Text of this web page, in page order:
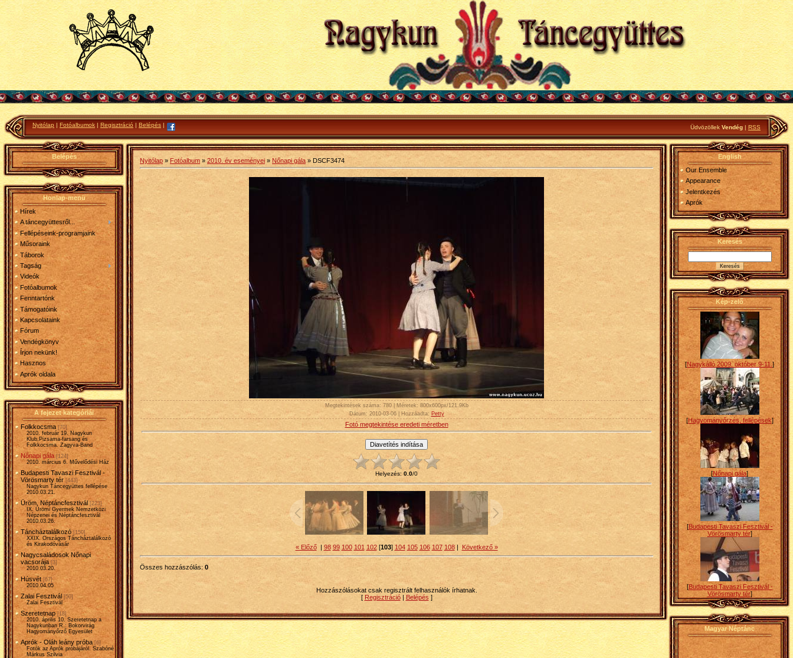
Nyitólap | Fotóalbumok | Regisztráció | Belépés | Üdvözöllek Vendég | RSS
Belépés
Honlap-menü
Hírek
A táncegyüttesről...
Fellépéseink-programjaink
Műsoraink
Táborok
Tagság
Videók
Fotóalbumok
Fenntartónk
Támogatóink
Kapcsolataink
Fórum
Vendégkönyv
Írjon nekünk!
Hasznos
Aprók oldala
A fejezet kategóriái
Folkkocsma [70]
2010. február 19. Nagykun
Klub,Pizsama-farsang és
Folkkocsma. Zagyva-Band
Nőnapi gála [124]
2010. március 6. Művelődési Ház
Budapesti Tavaszi Fesztivál -
Vörösmarty tér [443]
Nagykun Táncegyüttes fellépése
2010.03.21.
Üröm, Néptáncfesztivál [223]
IX. Ürömi Gyermek Nemzetközi
Népzenei és Néptáncfesztivál
2010.03.26.
Táncháztalálkozó [150]
XXIX. Országos Táncháztalálkozó
és Kirakodóvásár
Nagycsaládosok Nőnapi
vacsorája [3]
2010.03.20.
Húsvét [67]
2010.04.05
Zalai Fesztivál [50]
Zalai Fesztivál
Szeretetnap [18]
2010. április 10. Szeretetnap a
Nagykunban R.: Bokorvirág
Hagyományőrző Egyesület
Aprók - Oláh leány próba [6]
Fotók az Aprók próbájáról. Szabóné
Márkus Szilvia
Nyitólap » Fotóalbum » 2010. év eseményei » Nőnapi gála » DSCF3474
Megtekintések száma: 780 | Méretek: 800x600px/121.9Kb
Dátum : 2010-03-06 | Hozzáadta: Petty
Fotó megtekintése eredeti méretben
Helyezés: 0.0/0
« Előző| 98 99 100 101 102[103] 104 105 106 107 108| Következő »
Összes hozzászólás: 0
Hozzászólásokat csak regisztrált felhasználók írhatnak.
[ Regisztráció| Belépés ]
English
Our Ensemble
Appearance
Jelentkezés
Aprók
Keresés
Kép-zelő
[Nagykálló 2009. október 9-11.]
[Hagyományőrzés, fellépések]
[Nőnapi gála]
[Budapesti Tavaszi Fesztivál -
Vörösmarty tér]
[Budapesti Tavaszi Fesztivál -
Vörösmarty tér]
Magyar Néptánc